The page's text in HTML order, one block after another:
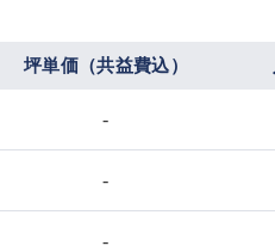
坪単価（共益費込）
-
-
-